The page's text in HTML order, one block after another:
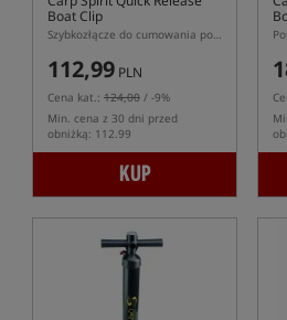
Boat Clip
Szybkozłącze do cumowania pontonu
112,99 PLN
Cena kat.: 124,00 / -9%
Min. cena z 30 dni przed
obniżką: 112.99
KUP